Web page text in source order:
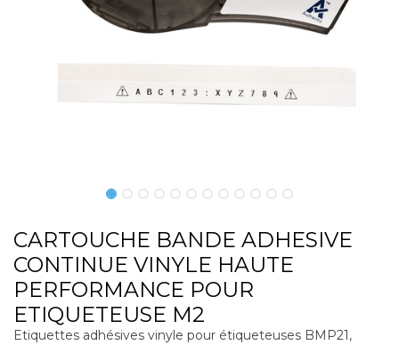
CARTOUCHE BANDE ADHESIVE
CONTINUE VINYLE HAUTE
PERFORMANCE POUR
ETIQUETEUSE M2
Etiquettes adhésives vinyle pour étiqueteuses BMP21,